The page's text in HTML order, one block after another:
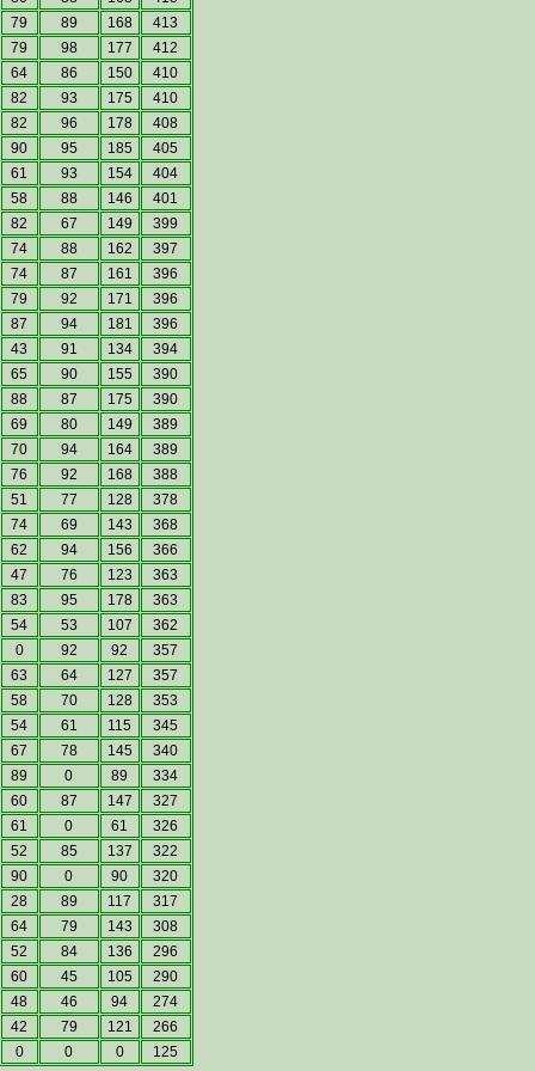
79
89 168
413
79
98 177
412
64
86 150
410
82
93 175
410
82
96 178
408
90
95 185
405
61
93 154
404
58
88 146
401
82
67 149
399
74
88 162
397
74
87 161
396
79
92 171
396
87
94 181
396
43
91 134
394
65
90 155
390
88
87 175
390
69
80 149
389
70
94 164
389
76
92 168
388
51
77 128
378
74
69 143
368
62
94 156
366
47
76 123
363
83
95 178
363
54
53 107
362
0
92 92
357
63
64 127
357
58
70 128
353
54
61 115
345
67
78 145
340
89
0 89
334
60
87 147
327
61
0 61
326
52
85 137
322
90
0 90
320
28
89 117
317
64
79 143
308
52
84 136
296
60
45 105
290
48
46 94
274
42
79 121
266
0
0 0 125